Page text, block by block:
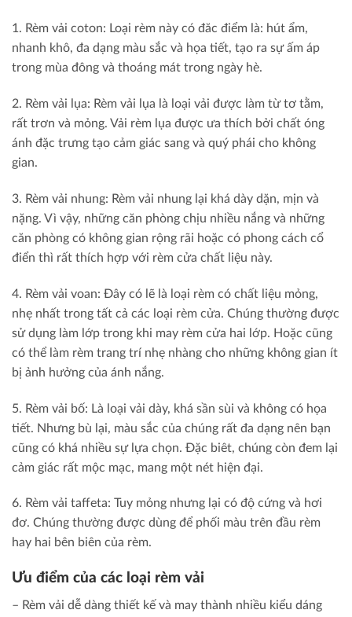
1. Rèm vải coton: Loại rèm này có đăc điểm là: hút ẩm,
nhanh khô, đa dạng màu sắc và họa tiết, tạo ra sự ấm áp
trong mùa đông và thoáng mát trong ngày hè.
2. Rèm vải lụa: Rèm vải lụa là loại vải được làm từ tơ tằm,
rất trơn và mỏng. Vải rèm lụa được ưa thích bởi chất óng
ánh đặc trưng tạo cảm giác sang và quý phái cho không
gian.
3. Rèm vải nhung: Rèm vải nhung lại khá dày dặn, mịn và
nặng. Vì vậy, những căn phòng chịu nhiều nắng và những
căn phòng có không gian rộng rãi hoặc có phong cách cổ
điển thì rất thích hợp với rèm cửa chất liệu này.
4. Rèm vải voan: Đây có lẽ là loại rèm có chất liệu mỏng,
nhẹ nhất trong tất cả các loại rèm cửa. Chúng thường được
sử dụng làm lớp trong khi may rèm cửa hai lớp. Hoặc cũng
có thể làm rèm trang trí nhẹ nhàng cho những không gian ít
bị ảnh hưởng của ánh nắng.
5. Rèm vải bố: Là loại vải dày, khá sần sùi và không có họa
tiết. Nhưng bù lại, màu sắc của chúng rất đa dạng nên bạn
cũng có khá nhiều sự lựa chọn. Đặc biêt, chúng còn đem lại
cảm giác rất mộc mạc, mang một nét hiện đại.
6. Rèm vải taffeta: Tuy mỏng nhưng lại có độ cứng và hơi
đơ. Chúng thường được dùng để phối màu trên đầu rèm
hay hai bên biên của rèm.
Ưu điểm của các loại rèm vải
– Rèm vải dễ dàng thiết kế và may thành nhiều kiểu dáng